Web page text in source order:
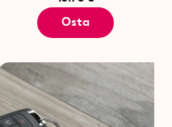
Osta